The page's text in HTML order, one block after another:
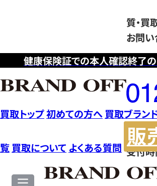
健康保険証での本人確認終了
質・買
お問
フ
リ
ー
ダ
イ
ヤ
ル
受付
買取トップ初めての方へ 買取ブラン
覧 買取について よくある質問